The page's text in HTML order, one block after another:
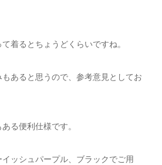
着るとちょうどくらいですね。
あると思うので、参考意見としてお
る便利仕様です。
ッシュパープル、ブラックでご用